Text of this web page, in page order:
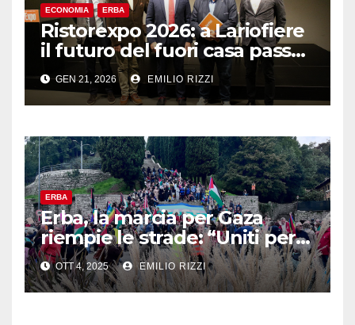
ECONOMIA ERBA
Ristorexpo 2026: a Lariofiere
il futuro del fuori casa passa
dalla “normalità”
GEN 21, 2026 EMILIO RIZZI
ERBA
Erba, la marcia per Gaza
riempie le strade: “Uniti per
la pace, senza odio né
violenza”
OTT 4, 2025 EMILIO RIZZI